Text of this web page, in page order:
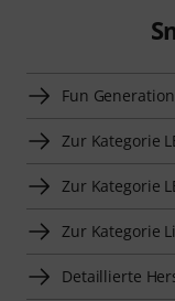
Fun
Zur Kategorie
Zur Kategorie
Zur Kategorie
Detaillierte